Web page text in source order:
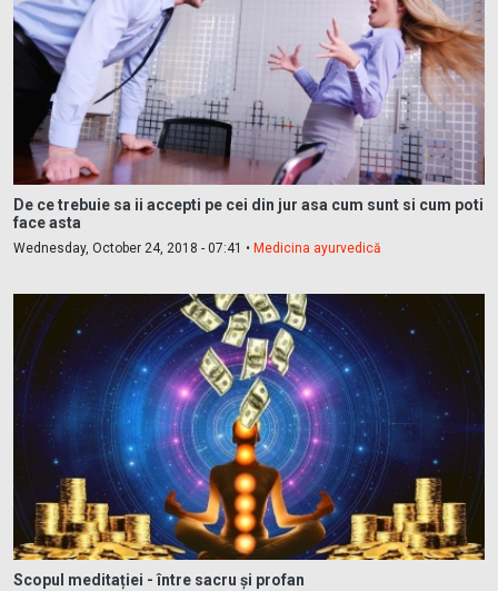
De ce trebuie sa ii accepti pe cei din jur asa cum sunt si cum poti
face asta
Wednesday, October 24, 2018 - 07:41 • Medicina ayurvedică
Scopul meditației - între sacru și profan